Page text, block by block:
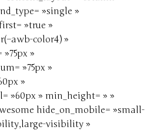
»single »
»true »
color4) »
»
»75px »
»
»60px » min_height= » »
hide_on_mobile= »small-
visibility »